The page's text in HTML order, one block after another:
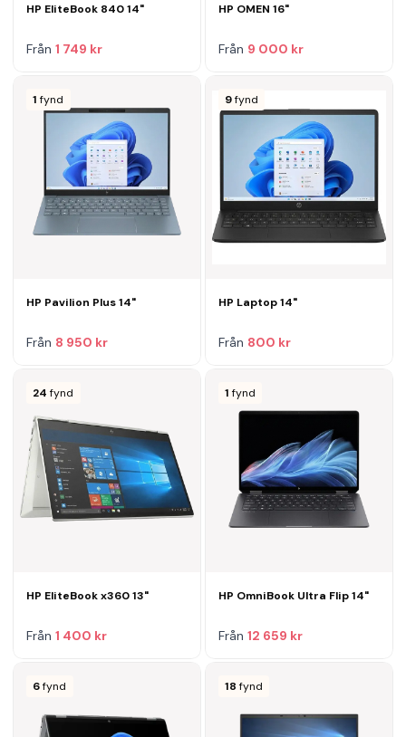
HP EliteBook 840 14"
Från 1 749 kr
HP OMEN 16"
Från 9 000 kr
1 fynd
HP Pavilion Plus 14"
Från 8 950 kr
9 fynd
HP Laptop 14"
Från 800 kr
24 fynd
HP EliteBook x360 13"
Från 1 400 kr
1 fynd
HP OmniBook Ultra Flip 14"
Från 12 659 kr
6 fynd 18 fynd